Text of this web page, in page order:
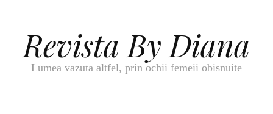
Revista By Diana
Lumea vazuta altfel, prin ochii femeii obisnuite